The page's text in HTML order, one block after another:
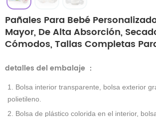
Pañales Para Bebé
Mayor, De Alta Absorción,
Cómodos, Tallas Completas
detalles del embalaje ：
1. Bolsa interior transparente, bolsa exterior
polietileno.
2. Bolsa de plástico colorida en el interior,